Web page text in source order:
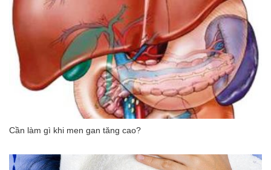
Cần làm gì khi men gan tăng cao?